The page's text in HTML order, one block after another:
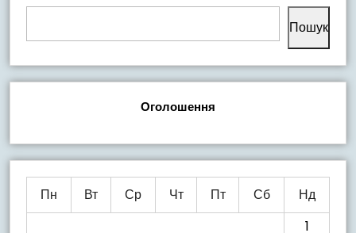
Пошук
Оголошення
Пн Вт Ср Чт Пт Сб
Нд
1